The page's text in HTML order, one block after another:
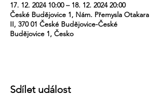
17. 12. 2024 10:00 – 18. 12. 2024 20:00
České Budějovice 1, Nám. Přemysla Otakara
II, 370 01 České Budějovice-České
Budějovice 1, Česko
Sdílet událost